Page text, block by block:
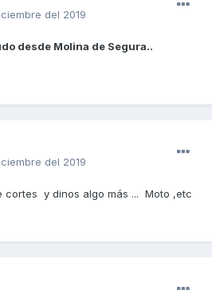
del 2019
desde Molina de Segura..
del 2019
y dinos algo más ... Moto ,etc